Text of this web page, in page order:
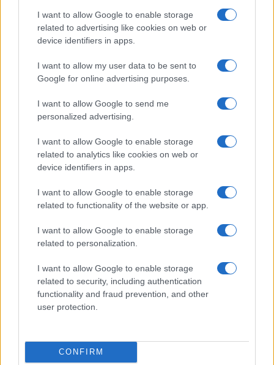
I want to allow Google to enable storage
related to advertising like cookies on web or
device identifiers in apps.
I want to allow my user data to be sent to
Google for online advertising purposes.
I want to allow Google to send me
personalized advertising.
I want to allow Google to enable storage
related to analytics like cookies on web or
device identifiers in apps.
I want to allow Google to enable storage
related to functionality of the website or app.
I want to allow Google to enable storage
related to personalization.
I want to allow Google to enable storage
related to security, including authentication
functionality and fraud prevention, and other
user protection.
CONFIRM
comprendere il codice scritto da altri (magari…
appena licenziati) e sovente modifiche
apparentemente marginali causano problemi
imprevisti o bloccano totalmente il sistema. Non a
caso l’imprenditore ha ripetuto che forse sarà
La risposta è nel codice
Ma il punto è questo:tutti possono oggi leggere
il codice sorgente , le istruzioni date al sistema
(notare bene: dalla gestione precedente a Musk e
tutt’ora attive) per generare quanto vediamo. Non
“della prima
pagina” che tengano:la risposta è tutta qui.
I media tradizionali non ne parlano – riteniamo –
perché interessati a mantenere viva questa sorta
sfiducia verso i social
moribonde testate.